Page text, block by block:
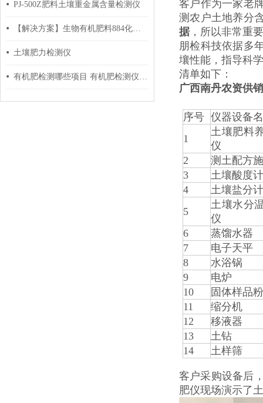
PJ-500Z肥料土壤重金属含量检测仪
【解决方案】生物有机肥料884化验室检测主要设备仪器清单
土壤肥力检测仪
有机肥检测哪些项目 有机肥检测仪怎么使用
客户作为一家老
测农户土地养分
据，所以非常重
朋检科技依据多
壤性能，指导科
清单如下：
广西南丹农资供
序号 仪器设备
1
土壤肥料
仪
2
测土配方
3
土壤酸度
4
土壤盐分
5
土壤水分
仪
6
蒸馏水器
7
电子天平
8
水浴锅
9
电炉
10
固体样品
11
缩分机
12
移液器
13
土钻
14
土样筛
客户采购设备后
肥仪现场演示了